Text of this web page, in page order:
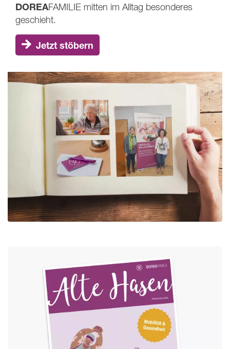
DOREAFAMILIE mitten im Alltag besonderes
geschieht.
Jetzt stöbern